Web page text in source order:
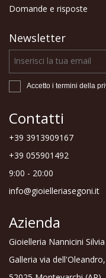
Domande e risposte
Newsletter
Accetto i termini della
Contatti
+39 3913909167
+39 055901492
9:00 - 20:00
info@gioielleriasegoni.it
Azienda
Gioielleria Nannicini Silvia
Galleria via